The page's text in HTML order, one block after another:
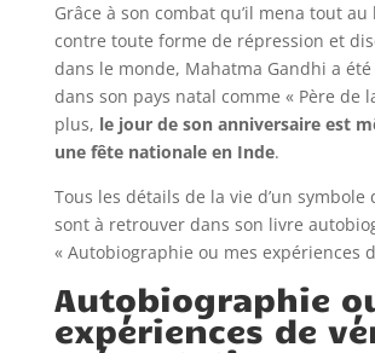
Grâce à son combat qu’il mena tout au
contre toute forme de répression et
dans le monde, Mahatma Gandhi a
dans son pays natal comme « Père de
plus, le jour de son anniversaire est
une fête nationale en Inde.
Tous les détails de la vie d’un symbole
sont à retrouver dans son livre
« Autobiographie ou mes expériences
Autobiographie
expériences de